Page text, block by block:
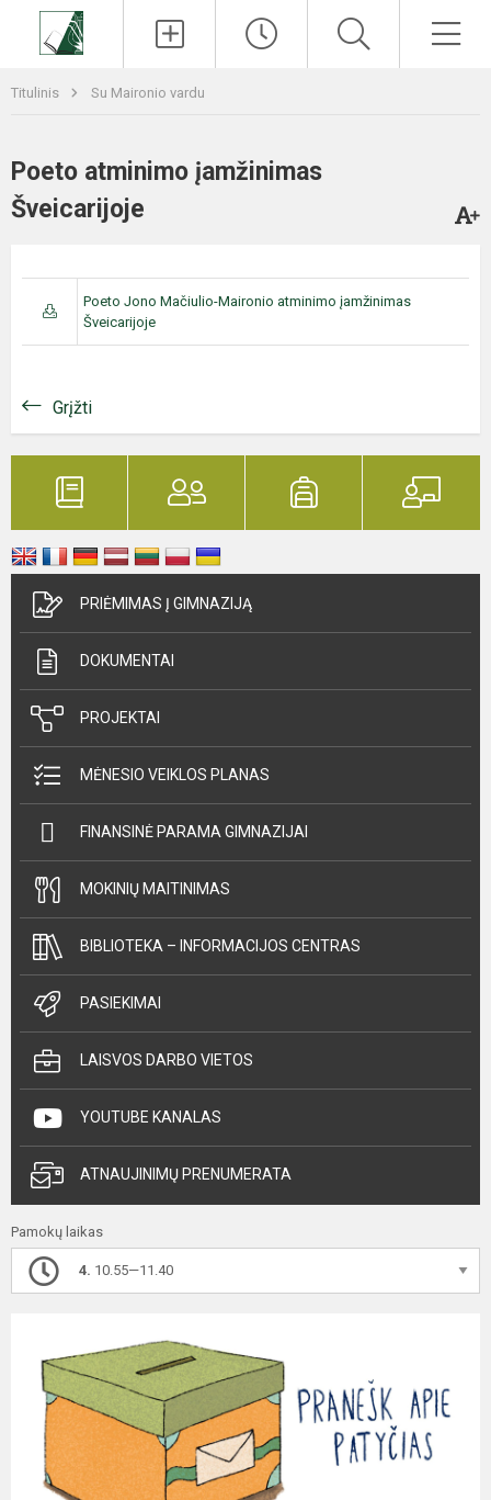
Titulinis Su Maironio vardu
Poeto atminimo įamžinimas
Šveicarijoje
Poeto Jono Mačiulio-Maironio atminimo įamžinimas
Šveicarijoje
Grįžti
PRIĖMIMAS Į GIMNAZIJĄ
DOKUMENTAI
PROJEKTAI
MĖNESIO VEIKLOS PLANAS
FINANSINĖ PARAMA GIMNAZIJAI
MOKINIŲ MAITINIMAS
BIBLIOTEKA – INFORMACIJOS CENTRAS
PASIEKIMAI
LAISVOS DARBO VIETOS
YOUTUBE KANALAS
ATNAUJINIMŲ PRENUMERATA
Pamokų laikas
4. 10.55—11.40